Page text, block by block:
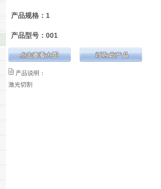
产品规格：1
产品型号：001
产品说明：
激光切割